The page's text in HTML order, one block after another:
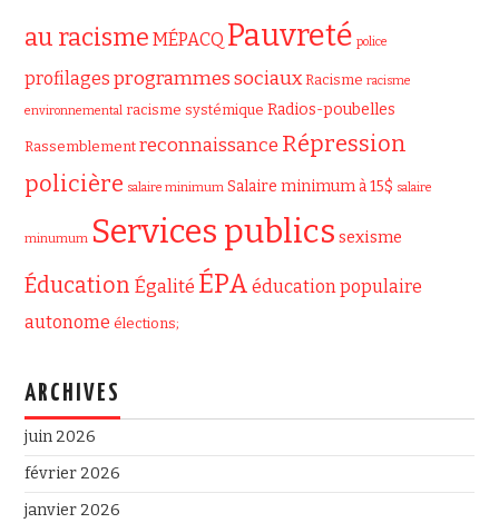
au racisme MÉPACQ Pauvreté police
profilages programmes sociaux Racisme racisme
environnemental racisme systémique Radios-poubelles
Rassemblement reconnaissance Répression
policière salaire minimum Salaire minimum à 15$ salaire
minumum Services publics sexisme
Éducation Égalité ÉPA éducation populaire
autonome élections;
ARCHIVES
juin 2026
février 2026
janvier 2026